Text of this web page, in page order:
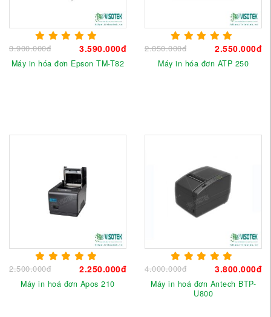
3.900.000đ 3.590.000đ
Máy in hóa đơn Epson TM-T82
2.850.000đ 2.550.000đ
Máy in hóa đơn ATP 250
2.500.000đ 2.250.000đ
Máy in hoá đơn Apos 210
4.000.000đ 3.800.000đ
Máy in hoá đơn Antech BTP-
U800